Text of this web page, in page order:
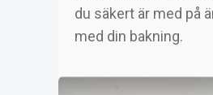
du säkert är med på
med din bakning.